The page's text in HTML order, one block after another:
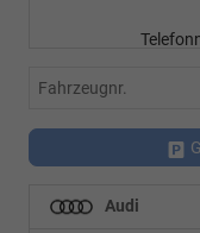
Fahrzeugnr.
Audi